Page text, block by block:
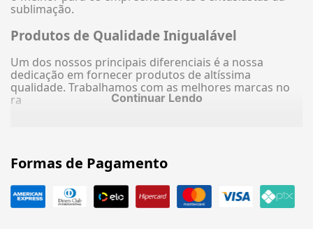
sublimação.
Produtos de Qualidade Inigualável
Um dos nossos principais diferenciais é a nossa
dedicação em fornecer produtos de altíssima
qualidade. Trabalhamos com as melhores marcas no
ra
Continuar Lendo
Formas de Pagamento